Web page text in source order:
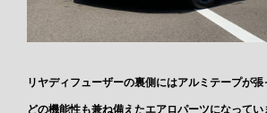
リヤディフューザーの裏側にはアルミテープが
どの機能性も兼ね備えたエアロパーツになってい